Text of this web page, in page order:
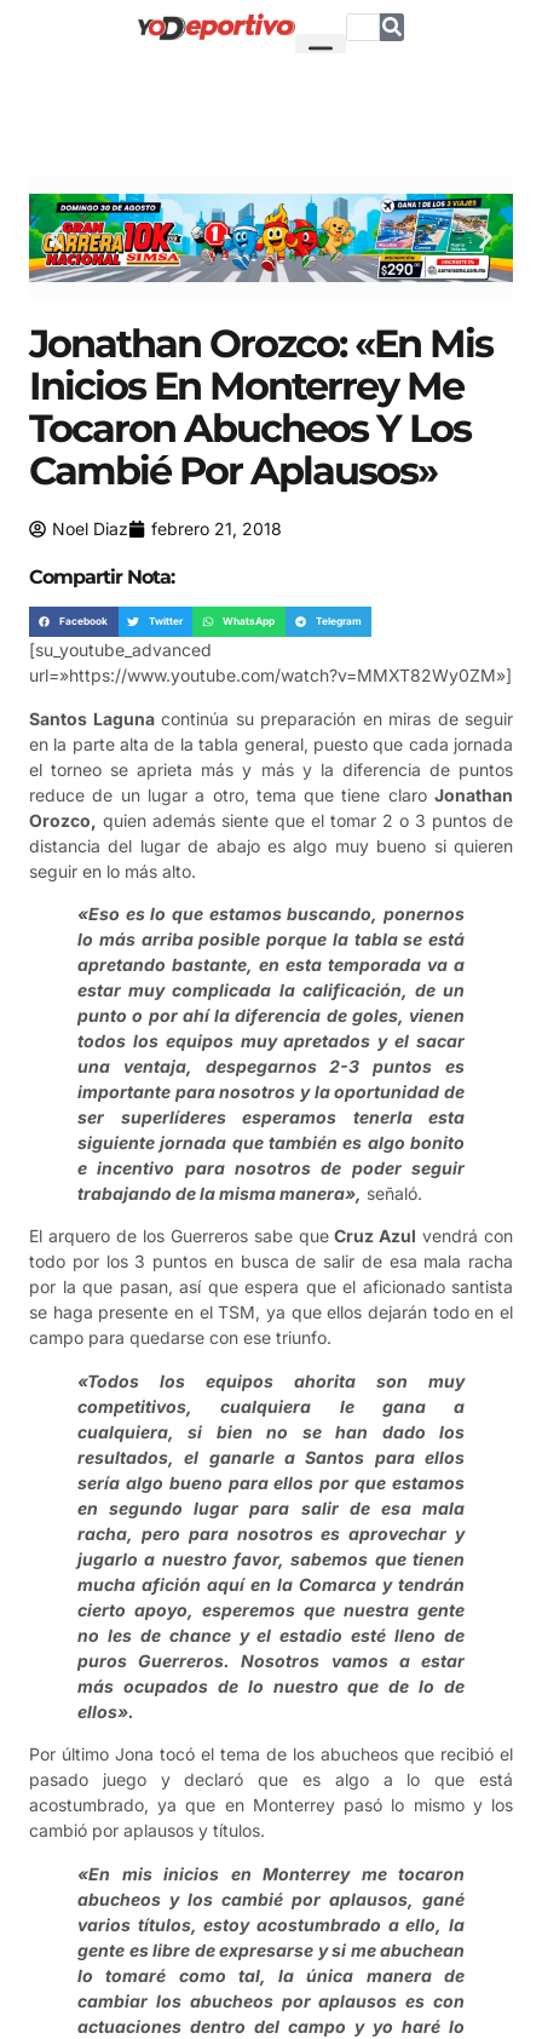
Jonathan Orozco: «En Mis
Inicios En Monterrey Me
Tocaron Abucheos Y Los
Cambié Por Aplausos»
Noel Diaz febrero 21, 2018
Compartir Nota:
Facebook Twitter WhatsApp Telegram
[su_youtube_advanced
url=»https://www.youtube.com/watch?v=MMXT82Wy0ZM»]
Santos Lagunacontinúa su preparación en miras de seguir
en la parte alta de la tabla general, puesto que cada jornada
el torneo se aprieta más y más y la diferencia de puntos
reduce de un lugar a otro, tema que tiene claro Jonathan
Orozco, quien además siente que el tomar 2 o 3 puntos de
distancia del lugar de abajo es algo muy bueno si quieren
seguir en lo más alto.
«Eso es lo que estamos buscando, ponernos
lo más arriba posible porque la tabla se está
apretando bastante, en esta temporada va a
estar muy complicada la calificación, de un
punto o por ahí la diferencia de goles, vienen
todos los equipos muy apretados y el sacar
una ventaja, despegarnos 2-3 puntos es
importante para nosotros y la oportunidad de
ser superlíderes esperamos tenerla esta
siguiente jornada que también es algo bonito
e incentivo para nosotros de poder seguir
trabajando de la misma manera», señaló.
El arquero de los Guerreros sabe que Cruz Azul vendrá con
todo por los 3 puntos en busca de salir de esa mala racha
por la que pasan, así que espera que el aficionado santista
se haga presente en el TSM, ya que ellos dejarán todo en el
campo para quedarse con ese triunfo.
«Todos los equipos ahorita son muy
competitivos, cualquiera le gana a
cualquiera, si bien no se han dado los
resultados, el ganarle a Santos para ellos
sería algo bueno para ellos por que estamos
en segundo lugar para salir de esa mala
racha, pero para nosotros es aprovechar y
jugarlo a nuestro favor, sabemos que tienen
mucha afición aquí en la Comarca y tendrán
cierto apoyo, esperemos que nuestra gente
no les de chance y el estadio esté lleno de
puros Guerreros. Nosotros vamos a estar
más ocupados de lo nuestro que de lo de
ellos».
Por último Jona tocó el tema de los abucheos que recibió el
pasado juego y declaró que es algo a lo que está
acostumbrado, ya que en Monterrey pasó lo mismo y los
cambió por aplausos y títulos.
«En mis inicios en Monterrey me tocaron
abucheos y los cambié por aplausos, gané
varios títulos, estoy acostumbrado a ello, la
gente es libre de expresarse y si me abuchean
lo tomaré como tal, la única manera de
cambiar los abucheos por aplausos es con
actuaciones dentro del campo y yo haré lo